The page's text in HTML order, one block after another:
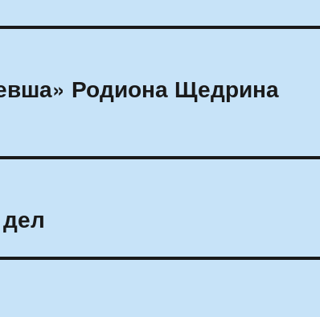
Родиона Щедрина